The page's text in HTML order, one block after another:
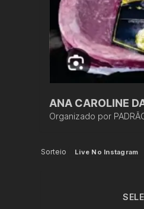
ANA CAROLINE
Organizado por
Sorteio Live No Instagram